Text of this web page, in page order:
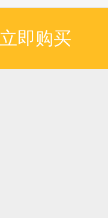
立即购买